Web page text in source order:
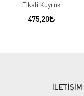
Fiksli Kuyruk
475,20
İLETİŞİM